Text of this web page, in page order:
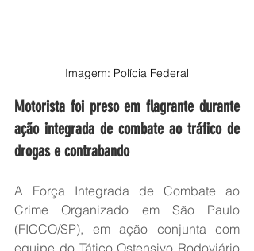
Imagem: Polícia Federal
Motorista foi preso em flagrante durante
ação integrada de combate ao tráfico de
drogas e contrabando
A Força Integrada de Combate ao
Crime Organizado em São Paulo
(FICCO/SP), em ação conjunta com
equipe do Tático Ostensivo Rodoviário